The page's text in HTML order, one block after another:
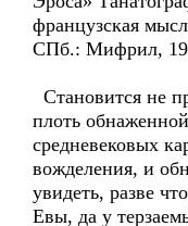
французская
СПб.: Мифрил,
Становится не
плоть
средневековых
вожделения, и
увидеть, разве
Евы, да у